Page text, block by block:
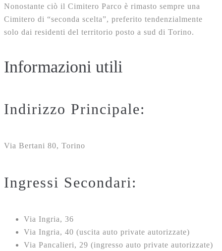
Nonostante ciò il Cimitero Parco è rimasto sempre una
Cimitero di “seconda scelta”, preferito tendenzialmente
solo dai residenti del territorio posto a sud di Torino.
Informazioni utili
Indirizzo Principale:
Via Bertani 80, Torino
Ingressi Secondari:
Via Ingria, 36
Via Ingria, 40 (uscita auto private autorizzate)
Via Pancalieri, 29 (ingresso auto private autorizzate)